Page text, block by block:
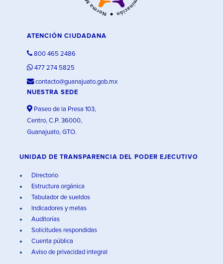
ATENCIÓN CIUDADANA
800 465 2486
477 274 5825
contacto@guanajuato.gob.mx
NUESTRA SEDE
Paseo de la Presa 103,
Centro, C.P. 36000,
Guanajuato, GTO.
UNIDAD DE TRANSPARENCIA DEL PODER EJECUTIVO
Directorio
Estructura orgánica
Tabulador de sueldos
Indicadores y metas
Auditorías
Solicitudes respondidas
Cuenta pública
Aviso de privacidad integral